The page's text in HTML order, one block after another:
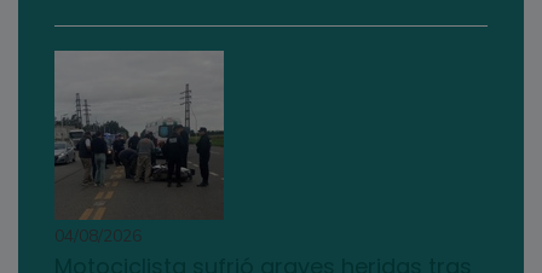
04/08/2026